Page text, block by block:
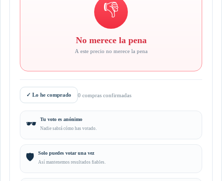
👎
No merece la pena
A este precio no merece la pena
✓ Lo he comprado 0 compras confirmadas
🕶️ Tu voto es anónimo
Nadie sabrá cómo has votado.
🛡️ Solo puedes votar una vez
Así mantenemos resultados fiables.